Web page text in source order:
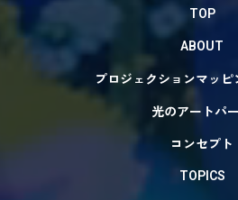
TOP
ABOUT
プロジェクションマッ
光のアートパ
コンセプト
TOPICS